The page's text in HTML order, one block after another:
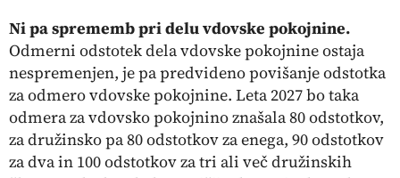
Ni pa sprememb pri delu vdovske pokojnine.
Odmerni odstotek dela vdovske pokojnine ostaja
nespremenjen, je pa predvideno povišanje odstotka
za odmero vdovske pokojnine. Leta 2027 bo taka
odmera za vdovsko pokojnino znašala 80 odstotkov,
za družinsko pa 80 odstotkov za enega, 90 odstotkov
za dva in 100 odstotkov za tri ali več družinskih